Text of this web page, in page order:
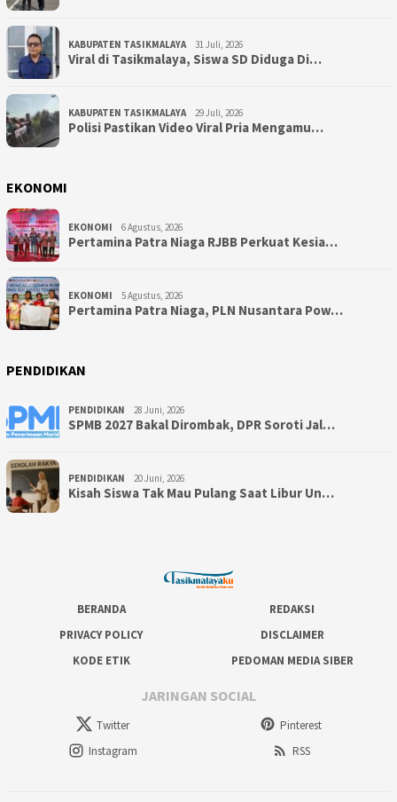
KABUPATEN TASIKMALAYA 31 Juli, 2026
Viral di Tasikmalaya, Siswa SD Diduga Di…
KABUPATEN TASIKMALAYA 29 Juli, 2026
Polisi Pastikan Video Viral Pria Mengamu…
EKONOMI
EKONOMI 6 Agustus, 2026
Pertamina Patra Niaga RJBB Perkuat Kesia…
EKONOMI 5 Agustus, 2026
Pertamina Patra Niaga, PLN Nusantara Pow…
PENDIDIKAN
PENDIDIKAN 28 Juni, 2026
SPMB 2027 Bakal Dirombak, DPR Soroti Jal…
PENDIDIKAN 20 Juni, 2026
Kisah Siswa Tak Mau Pulang Saat Libur Un…
BERANDA
REDAKSI
PRIVACY POLICY
DISCLAIMER
KODE ETIK
PEDOMAN MEDIA SIBER
JARINGAN SOCIAL
Twitter
Pinterest
Instagram
RSS